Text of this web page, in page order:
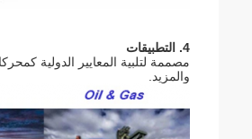
4. التطبيقات
مصممة لتلبية المعايير الدولية
والمزيد.